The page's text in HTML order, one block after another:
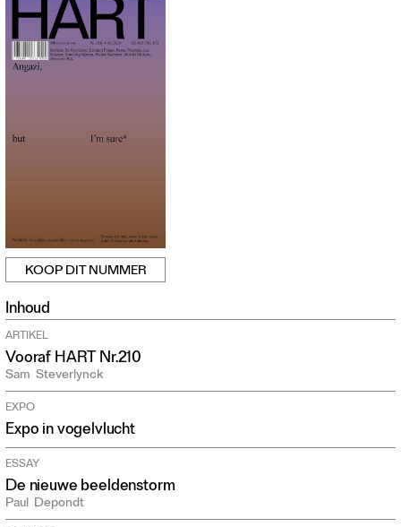
KOOP DIT NUMMER
Inhoud
ARTIKEL
Vooraf HART Nr.210
Sam Steverlynck
EXPO
Expo in vogelvlucht
ESSAY
De nieuwe beeldenstorm
Paul Depondt